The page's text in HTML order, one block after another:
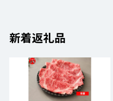
新着返礼品